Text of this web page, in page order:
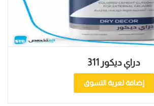
دراي ديكور 311
إضافة لعربة التسوق